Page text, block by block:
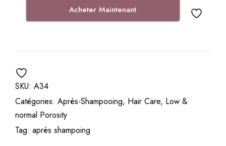
h
g
Acheter Maintenant
SKU: A34
Catégories: Après-Shampooing, Hair Care, Low &
normal Porosity
Tag: après shampoing